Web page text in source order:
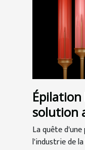
Épilation
solution
types de
La quête
l'industrie de la